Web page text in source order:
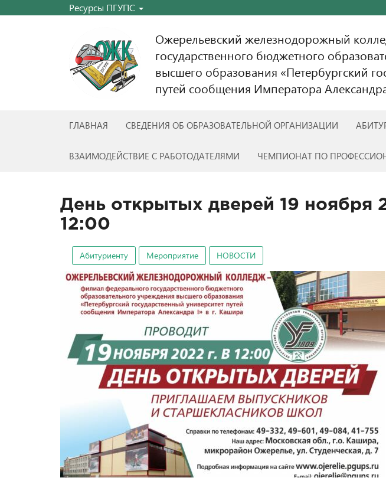
Ресурсы ПГУПС
Ожерельевский железнодорожный
государственного бюджетного
высшего образования «Петербургский
путей сообщения Императора
ГЛАВНАЯ СВЕДЕНИЯ ОБ ОБРАЗОВАТЕЛЬНОЙ ОРГАНИЗАЦИИ
ВЗАИМОДЕЙСТВИЕ С РАБОТОДАТЕЛЯМИ ЧЕМПИОНАТ ПО
День открытых дверей 19 ноября
12:00
Абитуриенту Мероприятие НОВОСТИ